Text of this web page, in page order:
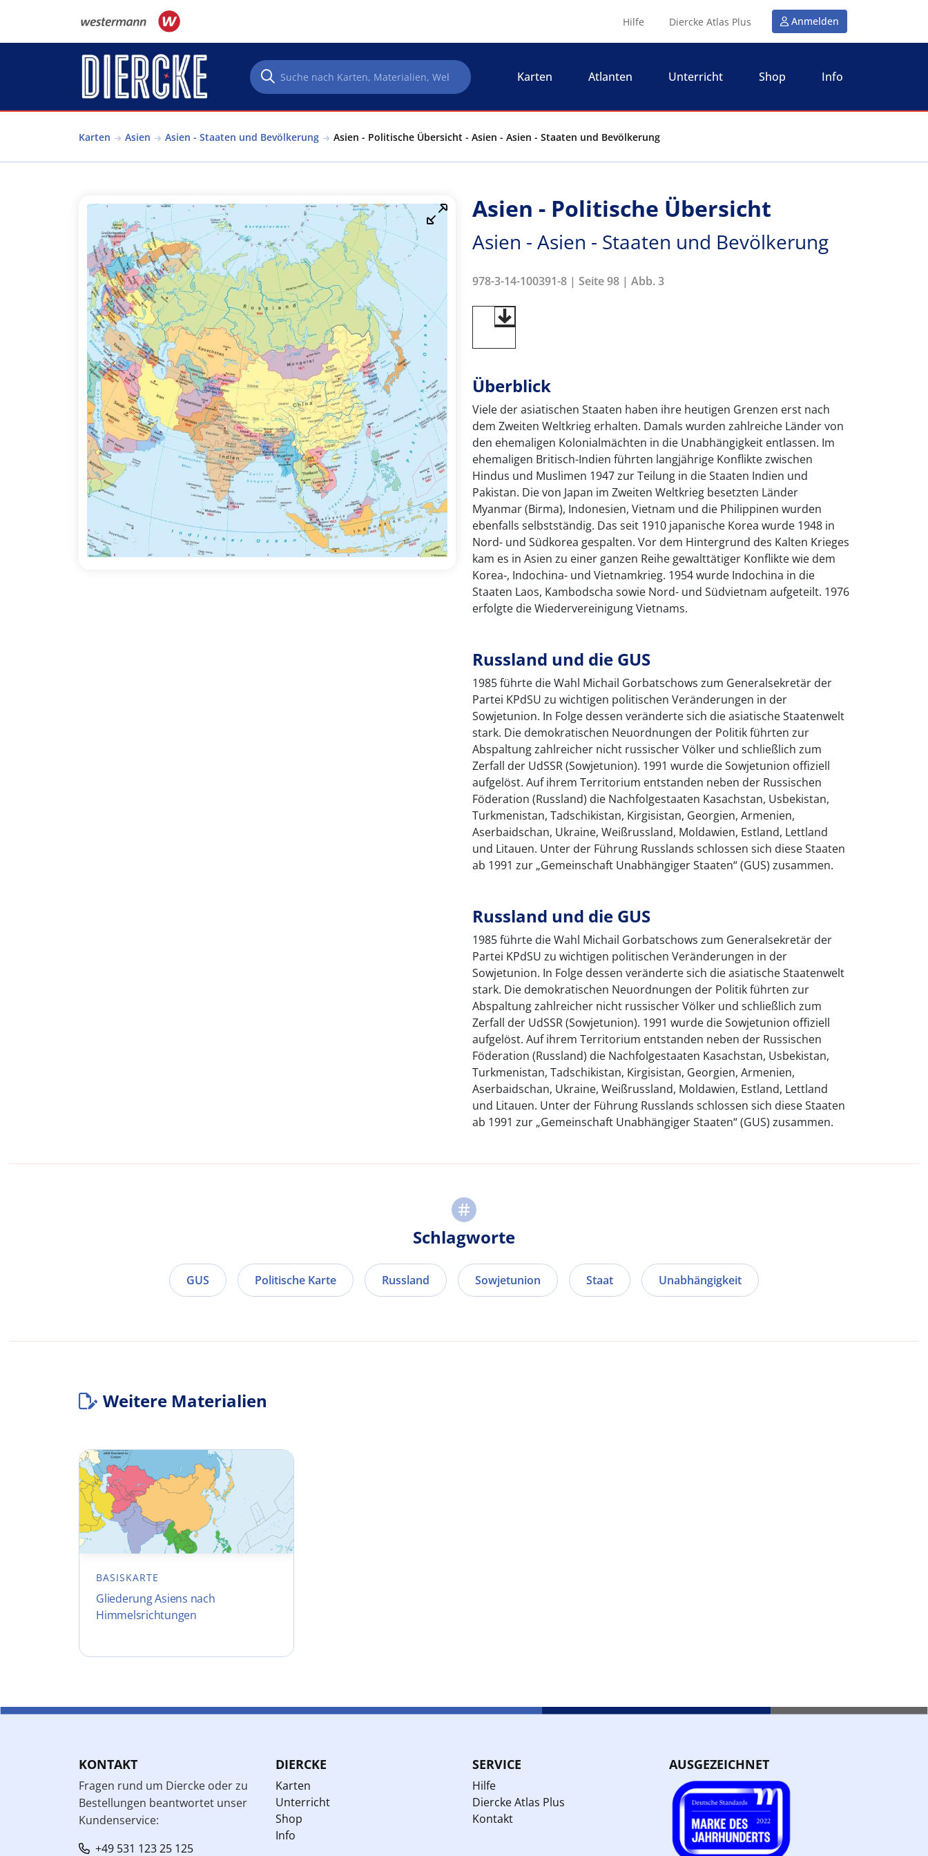
Hilfe Diercke Atlas Plus Anmelden
Karten Atlanten Unterricht Shop Info
Karten Asien Asien - Staaten und Bevölkerung Asien - Politische Übersicht - Asien - Asien - Staaten und Bevölkerung
Asien - Politische Übersicht
Asien - Asien - Staaten und Bevölkerung
978-3-14-100391-8 | Seite 98 | Abb. 3
Überblick
Viele der asiatischen Staaten haben ihre heutigen Grenzen erst nach
dem Zweiten Weltkrieg erhalten. Damals wurden zahlreiche Länder von
den ehemaligen Kolonialmächten in die Unabhängigkeit entlassen. Im
ehemaligen Britisch-Indien führten langjährige Konflikte zwischen
Hindus und Muslimen 1947 zur Teilung in die Staaten Indien und
Pakistan. Die von Japan im Zweiten Weltkrieg besetzten Länder
Myanmar (Birma), Indonesien, Vietnam und die Philippinen wurden
ebenfalls selbstständig. Das seit 1910 japanische Korea wurde 1948 in
Nord- und Südkorea gespalten. Vor dem Hintergrund des Kalten Krieges
kam es in Asien zu einer ganzen Reihe gewalttätiger Konflikte wie dem
Korea-, Indochina- und Vietnamkrieg. 1954 wurde Indochina in die
Staaten Laos, Kambodscha sowie Nord- und Südvietnam aufgeteilt. 1976
erfolgte die Wiedervereinigung Vietnams.
Russland und die GUS
1985 führte die Wahl Michail Gorbatschows zum Generalsekretär der
Partei KPdSU zu wichtigen politischen Veränderungen in der
Sowjetunion. In Folge dessen veränderte sich die asiatische Staatenwelt
stark. Die demokratischen Neuordnungen der Politik führten zur
Abspaltung zahlreicher nicht russischer Völker und schließlich zum
Zerfall der UdSSR (Sowjetunion). 1991 wurde die Sowjetunion offiziell
aufgelöst. Auf ihrem Territorium entstanden neben der Russischen
Föderation (Russland) die Nachfolgestaaten Kasachstan, Usbekistan,
Turkmenistan, Tadschikistan, Kirgisistan, Georgien, Armenien,
Aserbaidschan, Ukraine, Weißrussland, Moldawien, Estland, Lettland
und Litauen. Unter der Führung Russlands schlossen sich diese Staaten
ab 1991 zur „Gemeinschaft Unabhängiger Staaten“ (GUS) zusammen.
Russland und die GUS
1985 führte die Wahl Michail Gorbatschows zum Generalsekretär der
Partei KPdSU zu wichtigen politischen Veränderungen in der
Sowjetunion. In Folge dessen veränderte sich die asiatische Staatenwelt
stark. Die demokratischen Neuordnungen der Politik führten zur
Abspaltung zahlreicher nicht russischer Völker und schließlich zum
Zerfall der UdSSR (Sowjetunion). 1991 wurde die Sowjetunion offiziell
aufgelöst. Auf ihrem Territorium entstanden neben der Russischen
Föderation (Russland) die Nachfolgestaaten Kasachstan, Usbekistan,
Turkmenistan, Tadschikistan, Kirgisistan, Georgien, Armenien,
Aserbaidschan, Ukraine, Weißrussland, Moldawien, Estland, Lettland
und Litauen. Unter der Führung Russlands schlossen sich diese Staaten
ab 1991 zur „Gemeinschaft Unabhängiger Staaten“ (GUS) zusammen.
Schlagworte
GUS Politische Karte Russland Sowjetunion Staat Unabhängigkeit
Weitere Materialien
BASISKARTE
Gliederung Asiens nach
Himmelsrichtungen
KONTAKT
Fragen rund um Diercke oder zu
Bestellungen beantwortet unser
Kundenservice:
+49 531 123 25 125
DIERCKE
Karten
Unterricht
Shop
Info
SERVICE
Hilfe
Diercke Atlas Plus
Kontakt
AUSGEZEICHNET